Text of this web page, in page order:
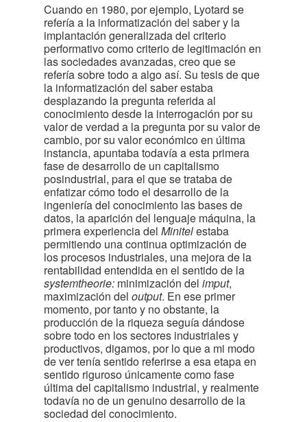
Cuando en 1980, por ejemplo, Lyotard se
refería a la informatización del saber y la
implantación generalizada del criterio
performativo como criterio de legitimación en
las sociedades avanzadas, creo que se
refería sobre todo a algo así. Su tesis de que
la informatización del saber estaba
desplazando la pregunta referida al
conocimiento desde la interrogación por su
valor de verdad a la pregunta por su valor de
cambio, por su valor económico en última
instancia, apuntaba todavía a esta primera
fase de desarrollo de un capitalismo
posindustrial, para el que se trataba de
enfatizar cómo todo el desarrollo de la
ingeniería del conocimiento las bases de
datos, la aparición del lenguaje máquina, la
primera experiencia del Minitel estaba
permitiendo una continua optimización de
los procesos industriales, una mejora de la
rentabilidad entendida en el sentido de la
systemtheorie: minimización del imput,
maximización del output. En ese primer
momento, por tanto y no obstante, la
producción de la riqueza seguía dándose
sobre todo en los sectores industriales y
productivos, digamos, por lo que a mi modo
de ver tenía sentido referirse a esa etapa en
sentido riguroso únicamente como fase
última del capitalismo industrial, y realmente
todavía no de un genuino desarrollo de la
sociedad del conocimiento.